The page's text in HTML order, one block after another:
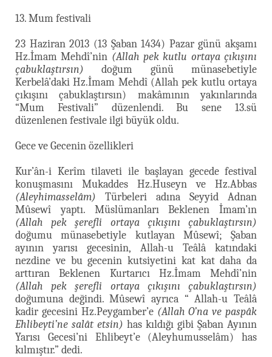
13. Mum festivali
23 Haziran 2013 (13 Şaban 1434) Pazar günü akşamı
Hz.İmam Mehdî’nin (Allah pek kutlu ortaya çıkışını
çabuklaştırsın)doğum günü münasebetiyle
Kerbelâ’daki Hz.İmam Mehdî (Allah pek kutlu ortaya
çıkışını çabuklaştırsın) makâmının yakınlarında
“Mum Festivali” düzenlendi. Bu sene 13.sü
düzenlenen festivale ilgi büyük oldu.
Gece ve Gecenin özellikleri
Kur’ân-i Kerîm tilaveti ile başlayan gecede festival
konuşmasını Mukaddes Hz.Huseyn ve Hz.Abbas
(Aleyhimasselâm) Türbeleri adına Seyyid Adnan
Mûsewî yaptı. Müslümanları Beklenen İmam’ın
(Allah pek şerefli ortaya çıkışını çabuklaştırsın)
doğumu münasebetiyle kutlayan Mûsewî; Şaban
ayının yarısı gecesinin, Allah-u Teâlâ katındaki
nezdine ve bu gecenin kutsiyetini kat kat daha da
arttıran Beklenen Kurtarıcı Hz.İmam Mehdî’nin
(Allah pek şerefli ortaya çıkışını çabuklaştırsın)
doğumuna değindi. Mûsewî ayrıca “ Allah-u Teâlâ
kadir gecesini Hz.Peygamber’e (Allah O’na ve paspâk
Ehlibeyti’ne salât etsin) has kıldığı gibi Şaban Ayının
Yarısı Gecesi’ni Ehlibeyt’e (Aleyhumusselâm) has
kılmıştır.” dedi.